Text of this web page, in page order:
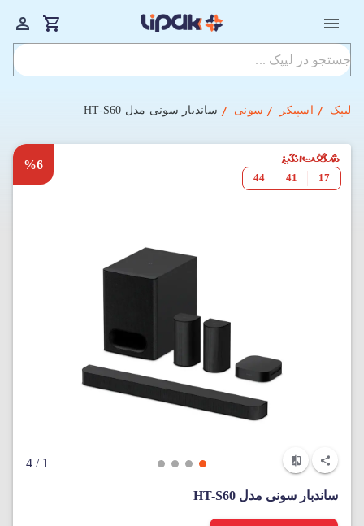
لیپک اسپیکر سونی ساندبار سونی مدل HT-S60
44 41 17
%6
1
/ 4
ساندبار سونی مدل HT-S60